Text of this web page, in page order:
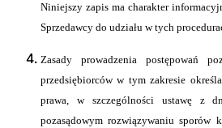
Niniejszy zapis ma charakter
Sprzedawcy do udziału w tych
Zasady prowadzenia postępowań
przedsiębiorców w tym zakresie
prawa, w szczególności ustawę z
pozasądowym rozwiązywaniu sporów